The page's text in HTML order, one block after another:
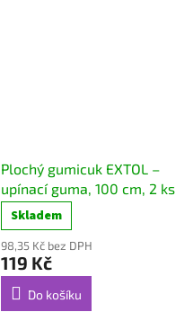
Plochý gumicuk EXTOL –
upínací guma, 100 cm, 2 ks
Skladem
98,35 Kč bez DPH
119 Kč
Do košíku